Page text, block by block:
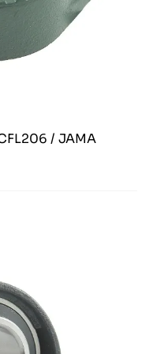
/ JAMA